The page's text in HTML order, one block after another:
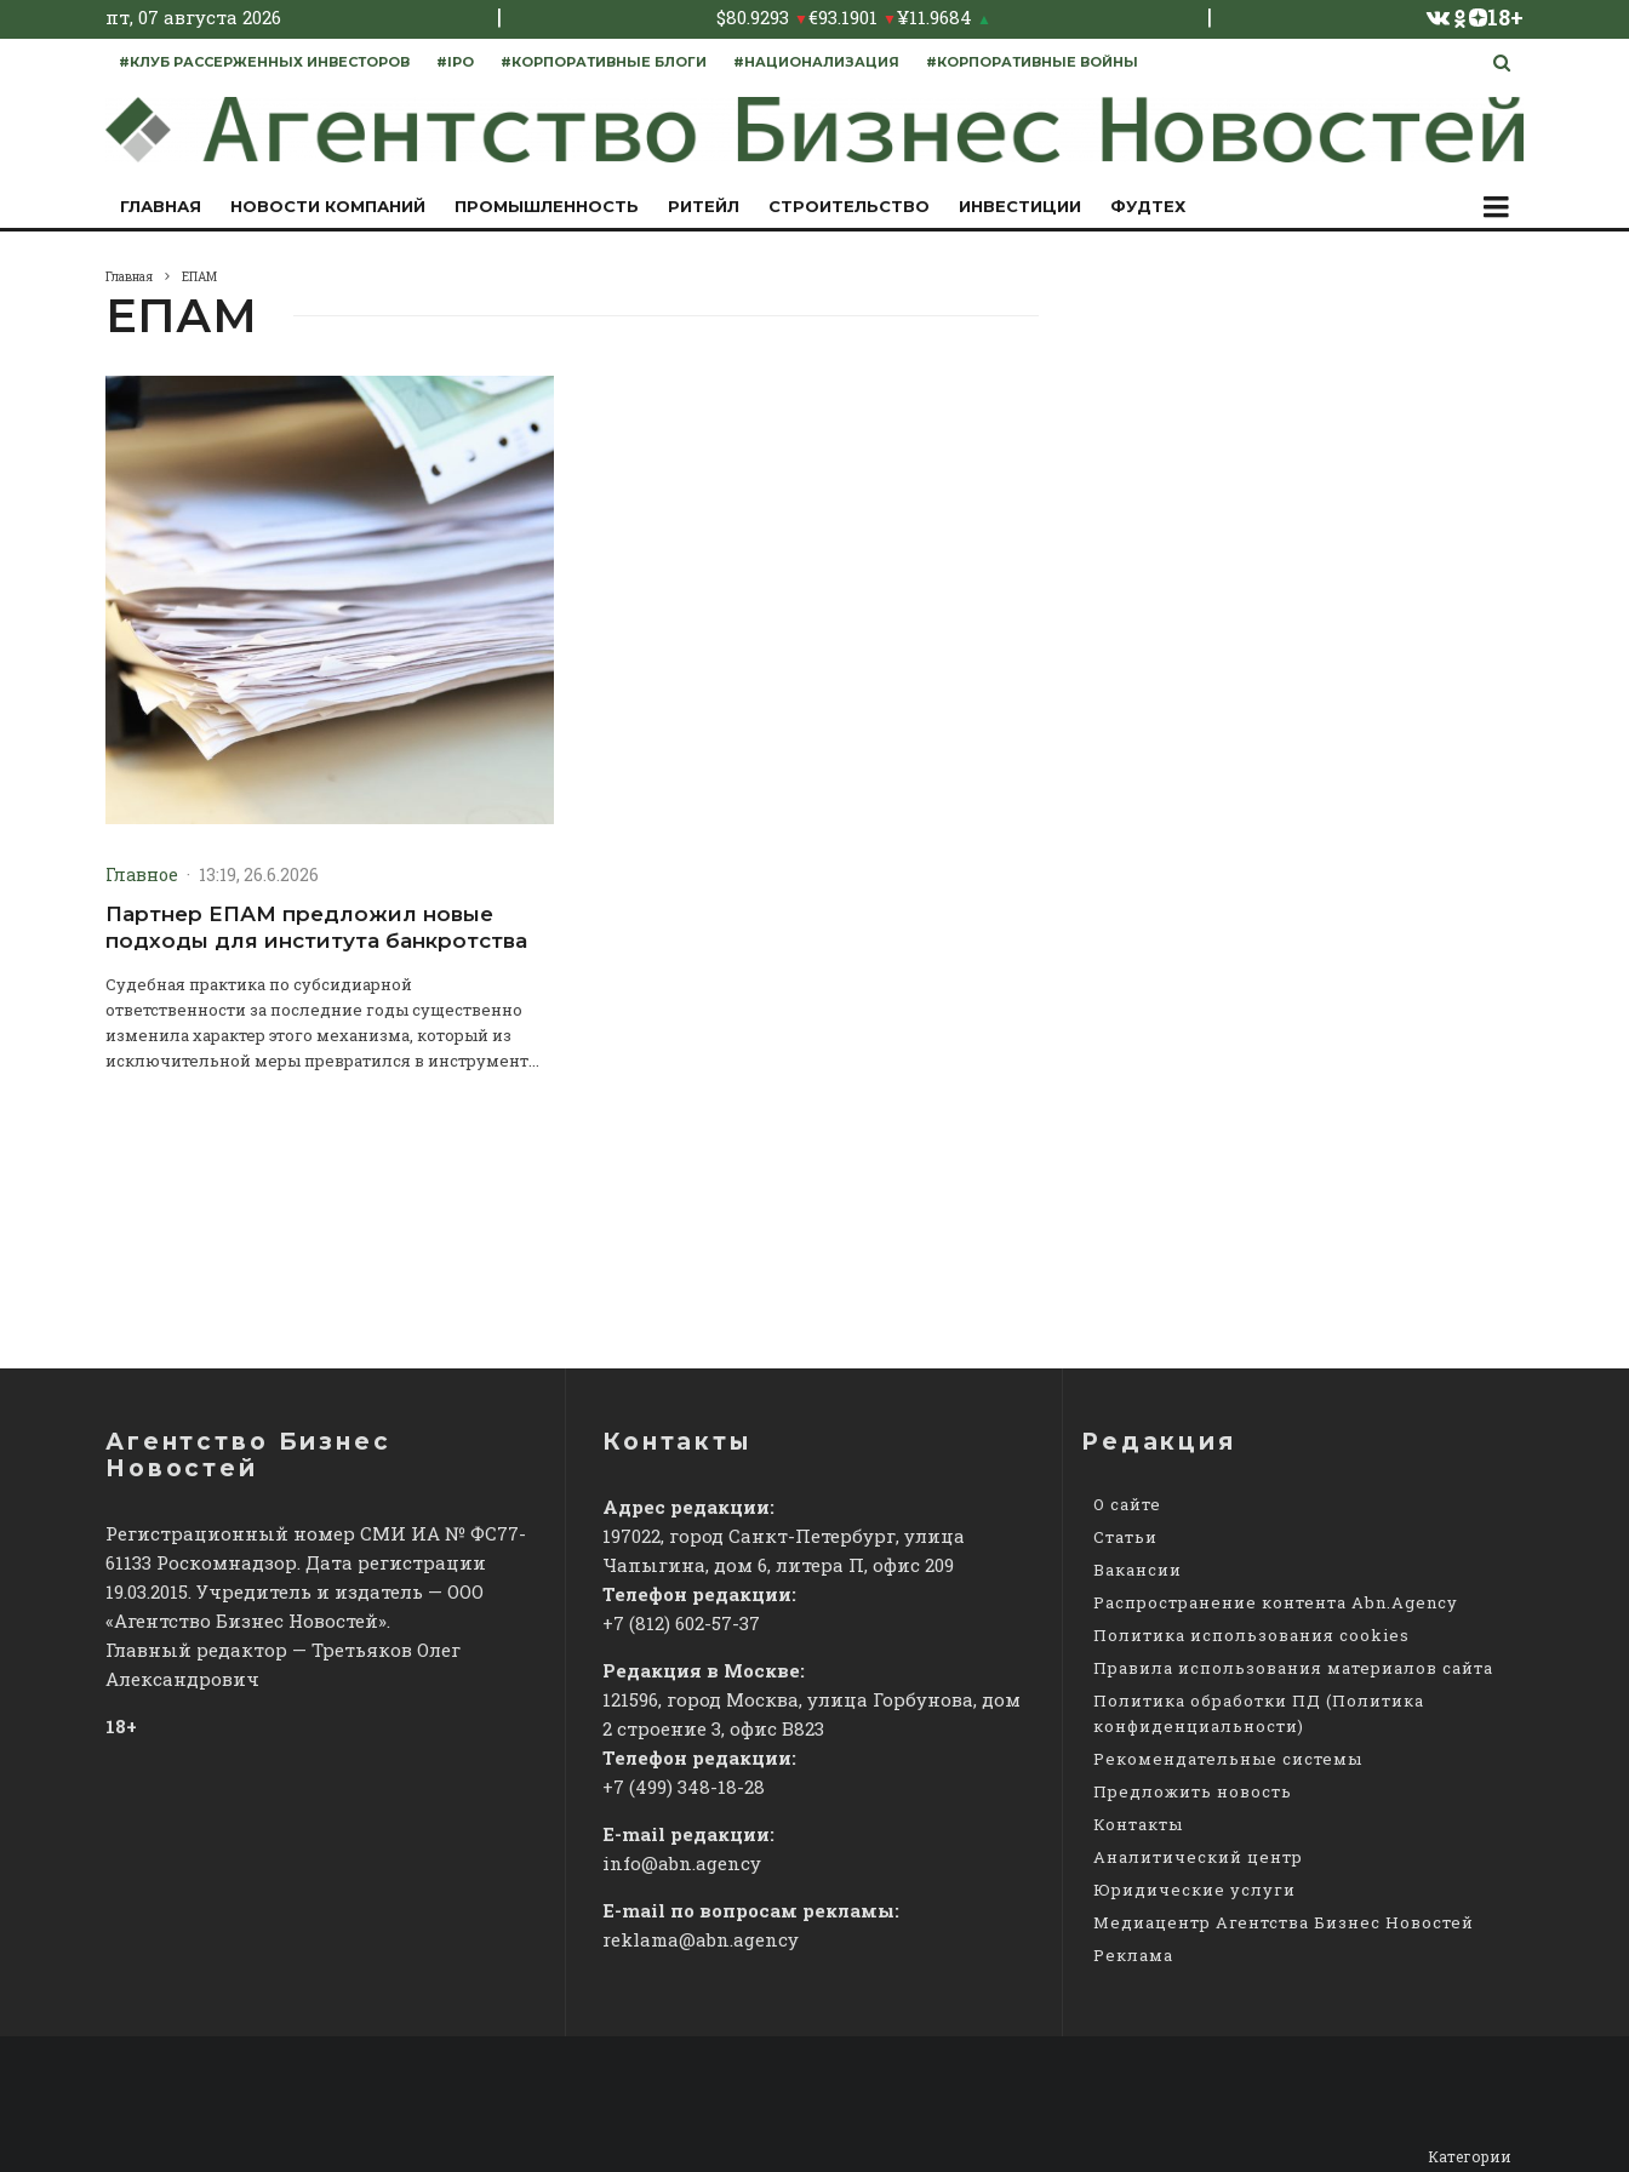
пт, 07 августа 2026 | $80.9293 ▼€93.1901 ▼¥11.9684 ▲ | 18+
#КЛУБ РАССЕРЖЕННЫХ ИНВЕСТОРОВ #IPO #КОРПОРАТИВНЫЕ БЛОГИ #НАЦИОНАЛИЗАЦИЯ #КОРПОРАТИВНЫЕ ВОЙНЫ
ГЛАВНАЯ НОВОСТИ КОМПАНИЙ ПРОМЫШЛЕННОСТЬ РИТЕЙЛ СТРОИТЕЛЬСТВО ИНВЕСТИЦИИ ФУДТЕХ
Главная ЕПАМ
ЕПАМ
Главное · 13:19, 26.6.2026
Партнер ЕПАМ предложил новые
подходы для института банкротства
Судебная практика по субсидиарной
ответственности за последние годы существенно
изменила характер этого механизма, который из
исключительной меры превратился в инструмент...
Агентство Бизнес
Новостей
Регистрационный номер СМИ ИА № ФС77-
61133 Роскомнадзор. Дата регистрации
19.03.2015. Учредитель и издатель — ООО
«Агентство Бизнес Новостей».
Главный редактор — Третьяков Олег
Александрович
18+
Контакты
Адрес редакции:
197022, город Санкт-Петербург, улица
Чапыгина, дом 6, литера П, офис 209
Телефон редакции:
+7 (812) 602-57-37
Редакция в Москве:
121596, город Москва, улица Горбунова, дом
2 строение 3, офис ​В823
Телефон редакции:
+7 (499) 348-18-28
E-mail редакции:
info@abn.agency
E-mail по вопросам рекламы:
reklama@abn.agency
Редакция
О сайте
Статьи
Вакансии
Распространение контента Abn.Agency
Политика использования cookies
Правила использования материалов сайта
Политика обработки ПД (Политика
конфиденциальности)
Рекомендательные системы
Предложить новость
Контакты
Аналитический центр
Юридические услуги
Медиацентр Агентства Бизнес Новостей
Реклама
Категории